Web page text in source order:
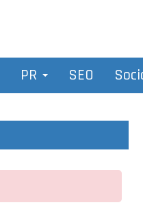
PR SEO